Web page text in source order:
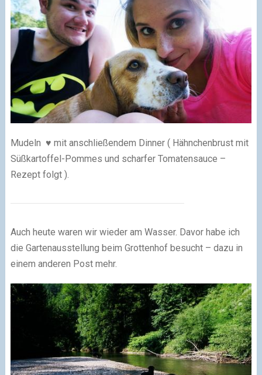
Mudeln ♥ mit anschließendem Dinner ( Hähnchenbrust mit
Süßkartoffel-Pommes und scharfer Tomatensauce –
Rezept folgt ).
Auch heute waren wir wieder am Wasser. Davor habe ich
die Gartenausstellung beim Grottenhof besucht – dazu in
einem anderen Post mehr.